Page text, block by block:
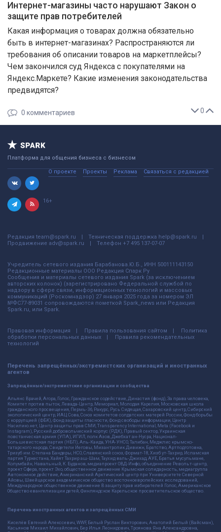
Интернет-магазины часто нарушают Закон о
защите прав потребителей
Какая информация о товарах должна обязательно
быть в интернет-магазинах? Распространяются ли
требования об описании товаров на маркетплейсы?
Чем закончился суд Яндекса с покупателями на
Яндекс.Маркете? Какие изменения законодательства
предвидятся?
0
0 комментариев
Платформа для общения бизнеса с бизнесом
О проекте Проекты Реклама Связаться с редакцией
16+
Редакция team@spark.ru Техническая поддержка help@spark.ru
Продвижение adv@spark.ru Телефон +7 495 137-07-07
Учредитель сетевого издания Барабанова.Ю.Б., ИНН 500111143150
Редакционные материалы ООО Редакция Спарк Ру
Сообщения и материалы сетевого издания Spark (за исключением
авторских колонок) (зарегистрировано Федеральной службой по
надзору в сфере связи, информационных технологий и массовых
коммуникаций (Роскомнадзор) 27 января 2025 года за номером ЭЛ
№ФС77-89031 сопровождаются пометкой Spark_news или Редакция
Spark.ru, или Spark.
Правовая информация Правила пользования сайтом
Политика
обработки персональных данных
Правила рекомендательных
технологий
Перечень запрещённых/экстремистских организаций и иностранных
агентов
Запрещённые/экстремистские организации и сообщества
Альянс Врачей, Агора, Голос, Гражданское содействие, Династия (фонд), За права человека,
Комитет против пыток, Левада-Центр, Мемориал, Молодая Карелия, Московская школа
гражданского просвещения, Пермь-36, Ракурс, Русь Сидящая, Сахаровский центр, Сибирский
экологический центр, ИАЦ Сова, Союз комитетов солдатских матерей России, Фонд борьбы
с коррупцией (ФБК), Фонд защиты гласности, Фонд свободы информации, Центр
Насилию.нет, Центр защиты прав СМИ, Transparency International, Meta (Facebook и
Instagram), Русский добровольческий корпус (РДК), Правый сектор, Украинская
повстанческая армия (УПА), ИГИЛ, полк Азов, Джебхат ан-Нусра, Национал-
Большевистская партия (НБП), Аль-Каида, УНА-УНСО, Талибан, Меджлис крымско-
татарского народа, Свидетели Иеговы, Мизантропик Дивижн, Братство, Артподготовка,
Тризуб им. Степана Бандеры, НСО, Славянский союз, Формат-18, Хизб ут-Тахрир, Исламская
партия Туркестана, Хайят Тахрир аш-Шам, Таухид валь-Джихад, АУЕ, Братья мусульмане,
Колумбайн, Навальный, К. Буданов, медиапроект ОВД-Инфо, объединение Револьт-центр,
проект Сфера, проект Эхо, общественное движение Крымская солидарность, медиагруппа
Автономное действие, Американский Арктический центр при Университете Северной
Айовы, Швейцарское академическое общество восточноевропейских исследований,
Международное общественное движение В защиту прав избирателей Голос, Американское
Общество евангелизации детей, Финляндское Карельское просветительское общество.
Перечень иностранных агентов и запрещённых СМИ
Киселёв Евгений Алекссевич, WWF, Белый Руслан Викторович, Анатолий Белый (Вайсман),
Касьянов Михаил Михайлович, Бер Илья Леонидович, Троянова Яна Александровна,